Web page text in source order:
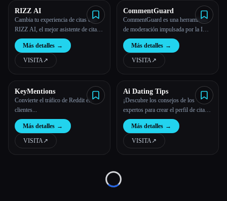
RIZZ AI
Cambia tu experiencia de citas con
RIZZ AI, el mejor asistente de citas
de IA.
Más detalles →
VISITA↗︎
CommentGuard
CommentGuard es una herramienta
de moderación impulsada por la IA
para los comentarios de Facebook e
Instagram
Más detalles →
VISITA↗︎
KeyMentions
Convierte el tráfico de Reddit en
clientes...
Más detalles →
VISITA↗︎
Ai Dating Tips
¡Descubre los consejos de los
expertos para crear el perfil de citas
perfecto! Aprende a elegir las fotos
correctas
Más detalles →
VISITA↗︎
Loading...